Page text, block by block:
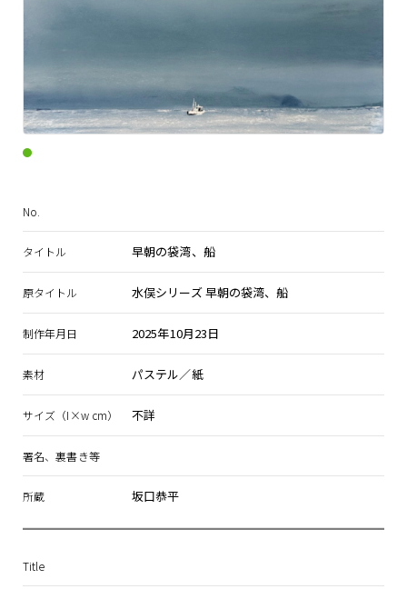
No.
タイトル 早朝の袋湾、船
原タイトル 水俣シリーズ 早朝の袋湾、船
制作年月日 2025年10月23日
素材 パステル／紙
サイズ（I×w cm） 不詳
署名、裏書き等
所蔵 坂口恭平
Title